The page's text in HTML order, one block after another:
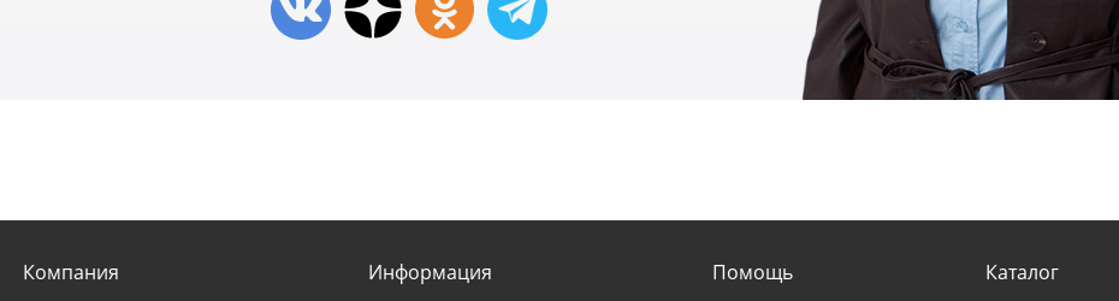
Компания
Информация
Помощь
Каталог